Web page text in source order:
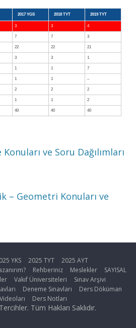
2017 YGS 2018 TYT 2019 TYT
3 3 4
7 7 3
22 22 21
3 3 1
1 1 7
1 1 –
2 2 2
1 1 2
40 40 40
ve Soru Dağılımları
– Geometri Konuları ve
YKS 2025 TYT
2025 AYT
Rehberiniz Meslekler
SAYISAL
Vakıf Üniversiteleri
Sınav Arşivi
Deneme Sınavları
Ders Döküman
Ders Notları
Tüm Hakları Saklıdır.